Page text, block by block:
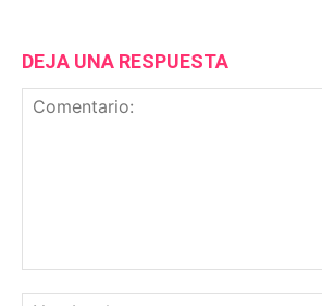
DEJA UNA RESPUESTA